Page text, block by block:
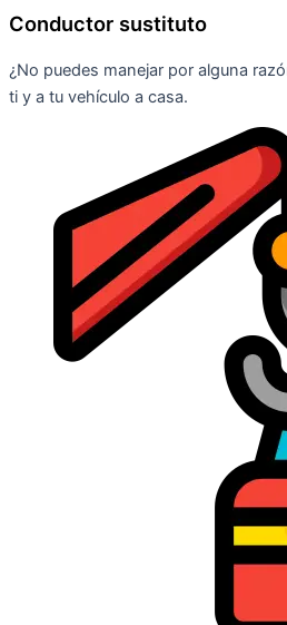
Conductor sustituto
¿No puedes manejar por alguna
ti y a tu vehículo a casa.